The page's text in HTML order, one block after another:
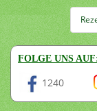
FOLGE UNS
1240